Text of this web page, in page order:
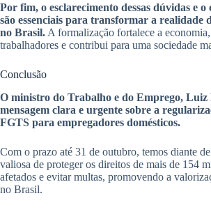
Por fim, o esclarecimento dessas dúvidas e o
são essenciais para transformar a realidade
no Brasil. A formalização fortalece a
trabalhadores e contribui para uma sociedade
Conclusão
O ministro do Trabalho e do Emprego,
mensagem clara e urgente sobre a
FGTS para empregadores domésticos.
Com o prazo até 31 de outubro, temos diante
valiosa de proteger os direitos de mais de 154
afetados e evitar multas, promovendo a
no Brasil.